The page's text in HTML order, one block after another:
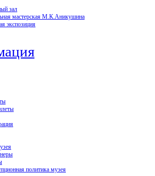
зал
мастерская М.К.Аникушина
экспозиция
политика музея